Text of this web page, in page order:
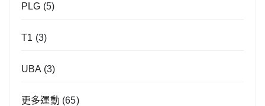
PLG (5)
T1 (3)
UBA (3)
更多運動 (65)